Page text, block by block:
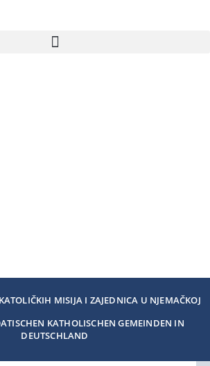
MISIJA I ZAJEDNICA U NJEMAČKOJ
KATHOLISCHEN GEMEINDEN IN
DEUTSCHLAND